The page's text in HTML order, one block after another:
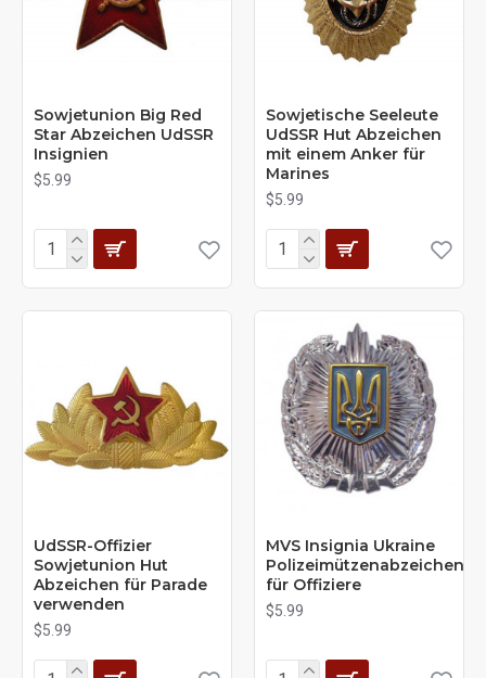
Sowjetunion Big Red
Star Abzeichen UdSSR
Insignien
$5.99
Sowjetische Seeleute
UdSSR Hut Abzeichen
mit einem Anker für
Marines
$5.99
UdSSR-Offizier
Sowjetunion Hut
Abzeichen für Parade
verwenden
$5.99
MVS Insignia Ukraine
Polizeimützenabzeichen
für Offiziere
$5.99